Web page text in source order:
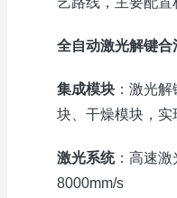
全自动激光解键合
集成模块 ：激光
块、干燥模块，
激光系统：高速激
8000mm/s